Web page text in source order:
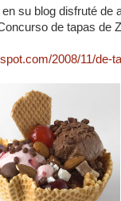
su blog disfruté de
de tapas de
2008/11/de-